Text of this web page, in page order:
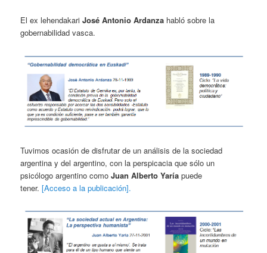
El ex lehendakariJosé Antonio Ardanza habló sobre la
gobernabilidad vasca.
Tuvimos ocasión de disfrutar de un análisis de la sociedad
argentina y del argentino, con la perspicacia que sólo un
psicólogo argentino comoJuan Alberto Yaría puede
tener.[Acceso a la publicación].